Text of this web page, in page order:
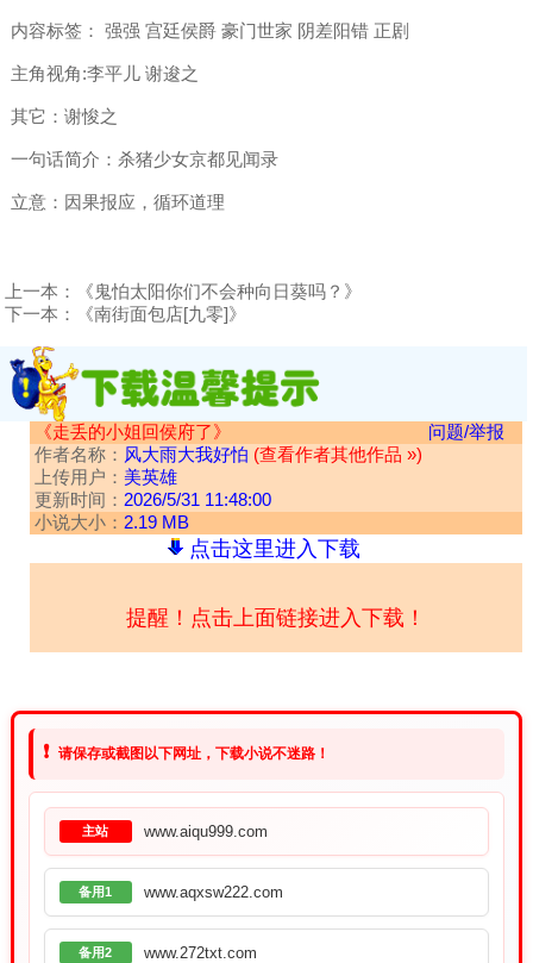
内容标签： 强强 宫廷侯爵 豪门世家 阴差阳错 正剧
主角视角:李平儿 谢逡之
其它：谢悛之
一句话简介：杀猪少女京都见闻录
立意：因果报应，循环道理
上一本：
《鬼怕太阳你们不会种向日葵吗？》
下一本：
《南街面包店[九零]》
《走丢的小姐回侯府了》
问题/举报
作者名称： 风大雨大我好怕 (查看作者其他作品 »)
上传用户： 美英雄
更新时间： 2026/5/31 11:48:00
小说大小： 2.19 MB
点击这里进入下载
提醒！点击上面链接进入下载！
❗ 请保存或截图以下网址，下载小说不迷路！
主站 www.aiqu999.com
备用1 www.aqxsw222.com
备用2 www.272txt.com